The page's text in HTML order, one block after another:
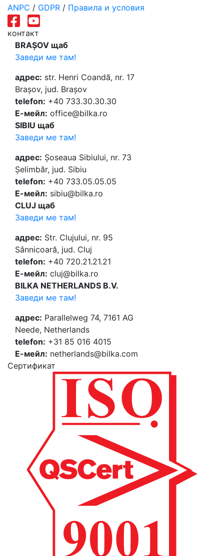
ANPC / GDPR / Правила и условия
контакт
BRAȘOV щаб
Заведи ме там!
адрес: str. Henri Coandă, nr. 17
Brașov, jud. Brașov
telefon: +40 733.30.30.30
Е-мейл: office@bilka.ro
SIBIU щаб
Заведи ме там!
адрес: Șoseaua Sibiului, nr. 73
Șelimbăr, jud. Sibiu
telefon: +40 733.05.05.05
Е-мейл: sibiu@bilka.ro
CLUJ щаб
Заведи ме там!
адрес: Str. Clujului, nr. 95
Sânnicoară, jud. Cluj
telefon: +40 720.21.21.21
Е-мейл: cluj@bilka.ro
BILKA NETHERLANDS B.V.
Заведи ме там!
адрес: Parallelweg 74, 7161 AG
Neede, Netherlands
telefon: +31 85 016 4015
Е-мейл: netherlands@bilka.com
Cертификат